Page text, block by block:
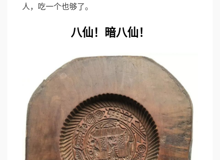
人，吃一个也够了。
八仙！暗八仙！